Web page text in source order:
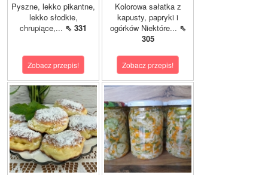
Pyszne, lekko pikantne,
lekko słodkie,
chrupiące,... ⇖ 331
Zobacz przepis!
Kolorowa sałatka z
kapusty, papryki i
ogórków Niektóre... ⇖
305
Zobacz przepis!